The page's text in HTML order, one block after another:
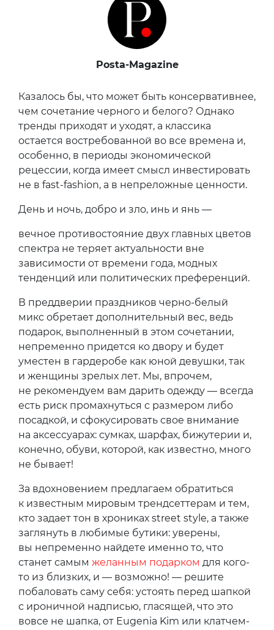
Posta-Magazine
Казалось бы, что может быть консервативнее,
чем сочетание черного и белого? Однако
тренды приходят и уходят, а классика
остается востребованной во все времена и,
особенно, в периоды экономической
рецессии, когда имеет смысл инвестировать
не в fast-fashion, а в непреложные ценности.
День и ночь, добро и зло, инь и янь —
вечное противостояние двух главных цветов
спектра не теряет актуальности вне
зависимости от времени года, модных
тенденций или политических преференций.
В преддверии праздников черно-белый
микс обретает дополнительный вес, ведь
подарок, выполненный в этом сочетании,
непременно придется ко двору и будет
уместен в гардеробе как юной девушки, так
и женщины зрелых лет. Мы, впрочем,
не рекомендуем вам дарить одежду — всегда
есть риск промахнуться с размером либо
посадкой, и сфокусировать свое внимание
на аксессуарах: сумках, шарфах, бижутерии и,
конечно, обуви, которой, как известно, много
не бывает!
За вдохновением предлагаем обратиться
к известным мировым трендсеттерам и тем,
кто задает тон в хрониках street style, а также
заглянуть в любимые бутики: уверены,
вы непременно найдете именно то, что
станет самым желанным подарком для кого-
то из близких, и — возможно! — решите
побаловать саму себя: устоять перед шапкой
с ироничной надписью, гласящей, что это
вовсе не шапка, от Eugenia Kim или клатчем-